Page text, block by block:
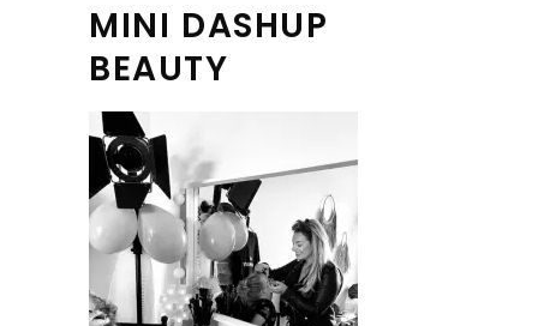
MINI DASHUP
BEAUTY